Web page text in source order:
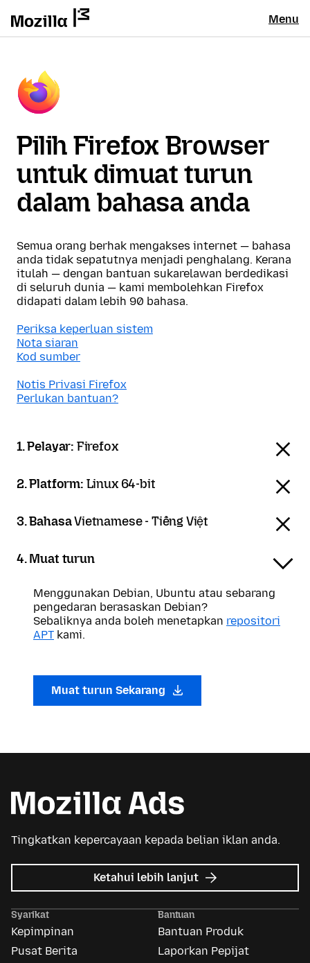
Menu
Pilih Firefox Browser
untuk dimuat turun
dalam bahasa anda
Semua orang berhak mengakses internet — bahasa
anda tidak sepatutnya menjadi penghalang. Kerana
itulah — dengan bantuan sukarelawan berdedikasi
di seluruh dunia — kami membolehkan Firefox
didapati dalam lebih 90 bahasa.
Periksa keperluan sistem
Nota siaran
Kod sumber
Notis Privasi Firefox
Perlukan bantuan?
1. Pelayar: Firefox
2. Platform: Linux 64-bit
3. BahasaVietnamese - Tiếng Việt
4. Muat turun
Menggunakan Debian, Ubuntu atau sebarang
pengedaran berasaskan Debian?
Sebaliknya anda boleh menetapkan repositori
APT kami.
Muat turun Sekarang
Tingkatkan kepercayaan kepada belian iklan anda.
Ketahui lebih lanjut tentang
Iklan
Syarikat
Kepimpinan
Pusat Berita
Bantuan
Bantuan Produk
Laporkan Pepijat